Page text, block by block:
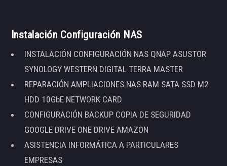
Instalación Configuración NAS
INSTALACIÓN CONFIGURACIÓN NAS QNAP ASUSTOR
SYNOLOGY WESTERN DIGITAL TERRA MASTER
REPARACIÓN AMPLIACIONES NAS RAM SATA SSD M2
HDD 10GbE NETWORK CARD
CONFIGURACIÓN BACKUP COPIA DE SEGURIDAD
GOOGLE DRIVE ONE DRIVE AMAZON
ASISTENCIA INFORMÁTICA A PARTICULARES
EMPRESAS